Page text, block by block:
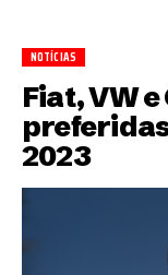
NOTÍCIAS
Fiat, VW
2023